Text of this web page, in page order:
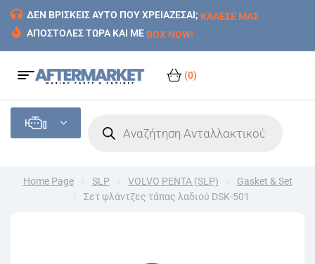
ΔΕΝ ΒΡΙΣΚΕΙΣ ΑΥΤΟ ΠΟΥ ΧΡΕΙΑΖΕΣΑΙ; ΚΑΛΕΣΕ ΜΑΣ
ΑΠΟΣΤΟΛΕΣ ΤΩΡΑ ΚΑΙ ΜΕ BOX NOW!
(0)
Home Page SLP VOLVO PENTA (SLP)
Gasket & Set
Σετ φλάντζες τάπας λαδιού DSK-501